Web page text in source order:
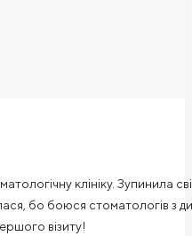
клініку.
бо боюся стоматологів з
візиту!